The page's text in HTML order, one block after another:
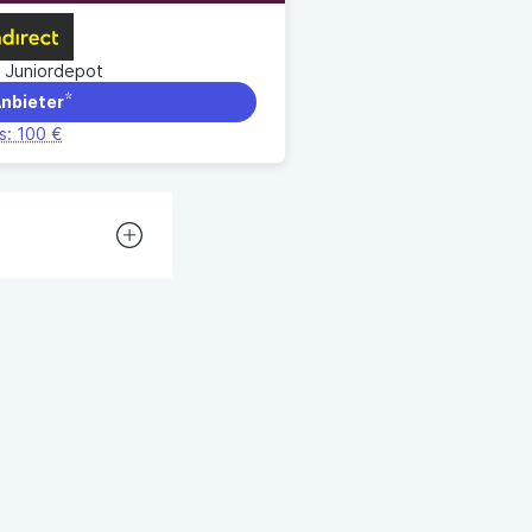
Juniordepot
100 €
und